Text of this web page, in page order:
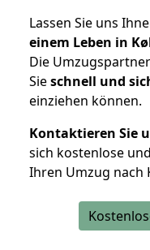
Lassen Sie uns
einem Leben in
Die
Sieschnell und
einziehen können.
Kontaktieren Sie
sich kostenlose
Ihren Umzug nach